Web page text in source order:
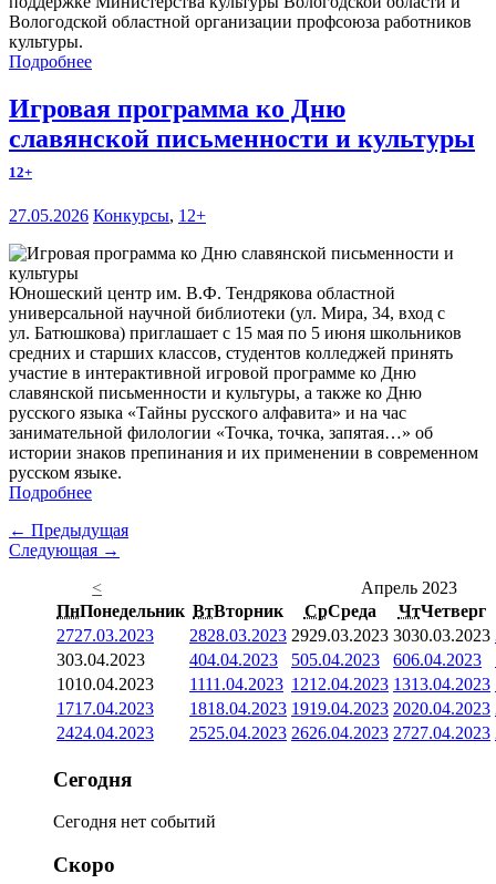
Вологодской областной организации профсоюза работников
культуры.
Подробнее
Игровая программа ко Дню
славянской письменности и культуры
12+
27.05.2026 Конкурсы, 12+
Юношеский центр им. В.Ф. Тендрякова областной
универсальной научной библиотеки (ул. Мира, 34, вход с
ул. Батюшкова) приглашает с 15 мая по 5 июня школьников
средних и старших классов, студентов колледжей принять
участие в интерактивной игровой программе ко Дню
славянской письменности и культуры, а также ко Дню
русского языка «Тайны русского алфавита» и на час
занимательной филологии «Точка, точка, запятая…» об
истории знаков препинания и их применении в современном
русском языке.
Подробнее
← Предыдущая
Следующая →
<
Апрель 2023
ПнПонедельник ВтВторник СрСреда ЧтЧетверг
2727.03.2023 2828.03.2023 2929.03.2023 3030.03.2023
303.04.2023 404.04.2023 505.04.2023 606.04.2023
1010.04.2023 1111.04.2023 1212.04.2023 1313.04.2023
1717.04.2023 1818.04.2023 1919.04.2023 2020.04.2023
2424.04.2023 2525.04.2023 2626.04.2023 2727.04.2023
Сегодня
Сегодня нет событий
Скоро